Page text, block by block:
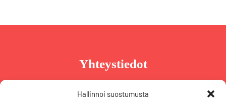
Hallinnoi suostumusta
Yhteystiedot
Taru Reinikainen